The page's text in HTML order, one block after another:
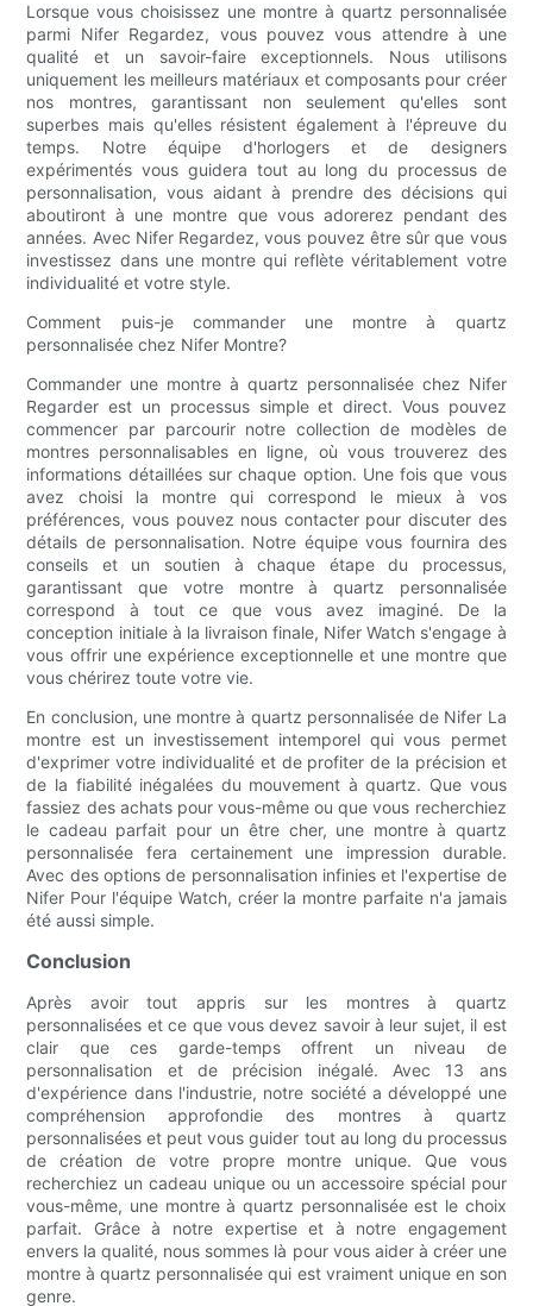
Lorsque vous choisissez une montre à quartz personnalisée
parmi Nifer Regardez, vous pouvez vous attendre à une
qualité et un savoir-faire exceptionnels. Nous utilisons
uniquement les meilleurs matériaux et composants pour créer
nos montres, garantissant non seulement qu'elles sont
superbes mais qu'elles résistent également à l'épreuve du
temps. Notre équipe d'horlogers et de designers
expérimentés vous guidera tout au long du processus de
personnalisation, vous aidant à prendre des décisions qui
aboutiront à une montre que vous adorerez pendant des
années. Avec Nifer Regardez, vous pouvez être sûr que vous
investissez dans une montre qui reflète véritablement votre
individualité et votre style.
Comment puis-je commander une montre à quartz
personnalisée chez Nifer Montre?
Commander une montre à quartz personnalisée chez Nifer
Regarder est un processus simple et direct. Vous pouvez
commencer par parcourir notre collection de modèles de
montres personnalisables en ligne, où vous trouverez des
informations détaillées sur chaque option. Une fois que vous
avez choisi la montre qui correspond le mieux à vos
préférences, vous pouvez nous contacter pour discuter des
détails de personnalisation. Notre équipe vous fournira des
conseils et un soutien à chaque étape du processus,
garantissant que votre montre à quartz personnalisée
correspond à tout ce que vous avez imaginé. De la
conception initiale à la livraison finale, Nifer Watch s'engage à
vous offrir une expérience exceptionnelle et une montre que
vous chérirez toute votre vie.
En conclusion, une montre à quartz personnalisée de Nifer La
montre est un investissement intemporel qui vous permet
d'exprimer votre individualité et de profiter de la précision et
de la fiabilité inégalées du mouvement à quartz. Que vous
fassiez des achats pour vous-même ou que vous recherchiez
le cadeau parfait pour un être cher, une montre à quartz
personnalisée fera certainement une impression durable.
Avec des options de personnalisation infinies et l'expertise de
Nifer Pour l'équipe Watch, créer la montre parfaite n'a jamais
été aussi simple.
Conclusion
Après avoir tout appris sur les montres à quartz
personnalisées et ce que vous devez savoir à leur sujet, il est
clair que ces garde-temps offrent un niveau de
personnalisation et de précision inégalé. Avec 13 ans
d'expérience dans l'industrie, notre société a développé une
compréhension approfondie des montres à quartz
personnalisées et peut vous guider tout au long du processus
de création de votre propre montre unique. Que vous
recherchiez un cadeau unique ou un accessoire spécial pour
vous-même, une montre à quartz personnalisée est le choix
parfait. Grâce à notre expertise et à notre engagement
envers la qualité, nous sommes là pour vous aider à créer une
montre à quartz personnalisée qui est vraiment unique en son
genre.